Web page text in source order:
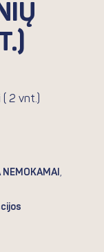
( 2 vnt.)
,